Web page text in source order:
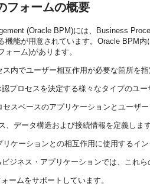
フォームの概要
(Oracle BPM)には、Business
機能が用意されています。Oracle BPM
ーム)があります。
ス内でユーザー相互作用が必要な箇所を
プロセスを決定する様々なタイプのユ
セスベースのアプリケーションとユーザ
、データ構造および接続情報を定義しま
リケーションとの相互作用に使用するイ
ジネス・アプリケーションでは、これ
ームをサポートしています。